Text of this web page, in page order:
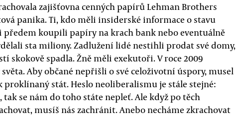
zajišťovna cenných papírů Lehman Brothers
panika. Ti, kdo měli insiderské informace o stavu
předem koupili papíry na krach bank nebo eventuálně
sta miliony. Zadlužení lidé nestihli prodat své domy,
skokově spadla. Žně měli exekutoři. V roce 2009
Aby občané nepřišli o své celoživotní úspory, musel
proklínaný stát. Heslo neoliberalismu je stále stejné:
se nám do toho státe nepleť. Ale když po těch
musíš nás zachránit. Anebo necháme zkrachovat